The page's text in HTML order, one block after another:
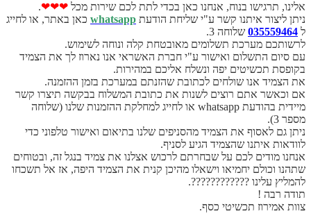
אלינו, תרגישו בנוח, אנחנו כאן בכדי לתת לכם שירות מכל ❤❤❤
.
ניתן ליצור איתנו קשר ע"י שליחת הודעת whatsapp כאן באתר, או לחייג
ל 035559464 שלוחה 3.
לרשותכם מערכת תשלומים מאובטחת קלה ונוחה לשימוש.
עם סיום התשלום ואישור ע"י חברת האשראי אנו נארוז לך את הצמיד
בקופסת תכשיטים יפה ונשלח אליכם במהירות.
את הצמיד אנו שולחים לכתובת שהזנתם במערכת בזמן ההזמנה.
אם וכאשר אתם רוצים לשנות את כתובת המשלוח בבקשה תיצרו קשר
מיידית בהודעת whatsapp או לחייג למחלקת ההזמנות שלנו (שלוחה
מספר 3).
ניתן גם לאסוף את הצמיד מהסניפים שלנו בתיאום ואישור טלפוני כדי
לוודאות איתנו שהצמיד הגיע לסניף.
אנחנו מודים לכם על שבחרתם לרכוש אצלנו את צמיד בנגל זה, ובטוחים
שתהנו וכולם יחמיאו וישאלו מהיכן קנית את הצמיד היפה, אז אל תשכחו
להמליץ עלינו ????????????.
תודה רבה !
צוות אמירוז תכשיטי כסף.